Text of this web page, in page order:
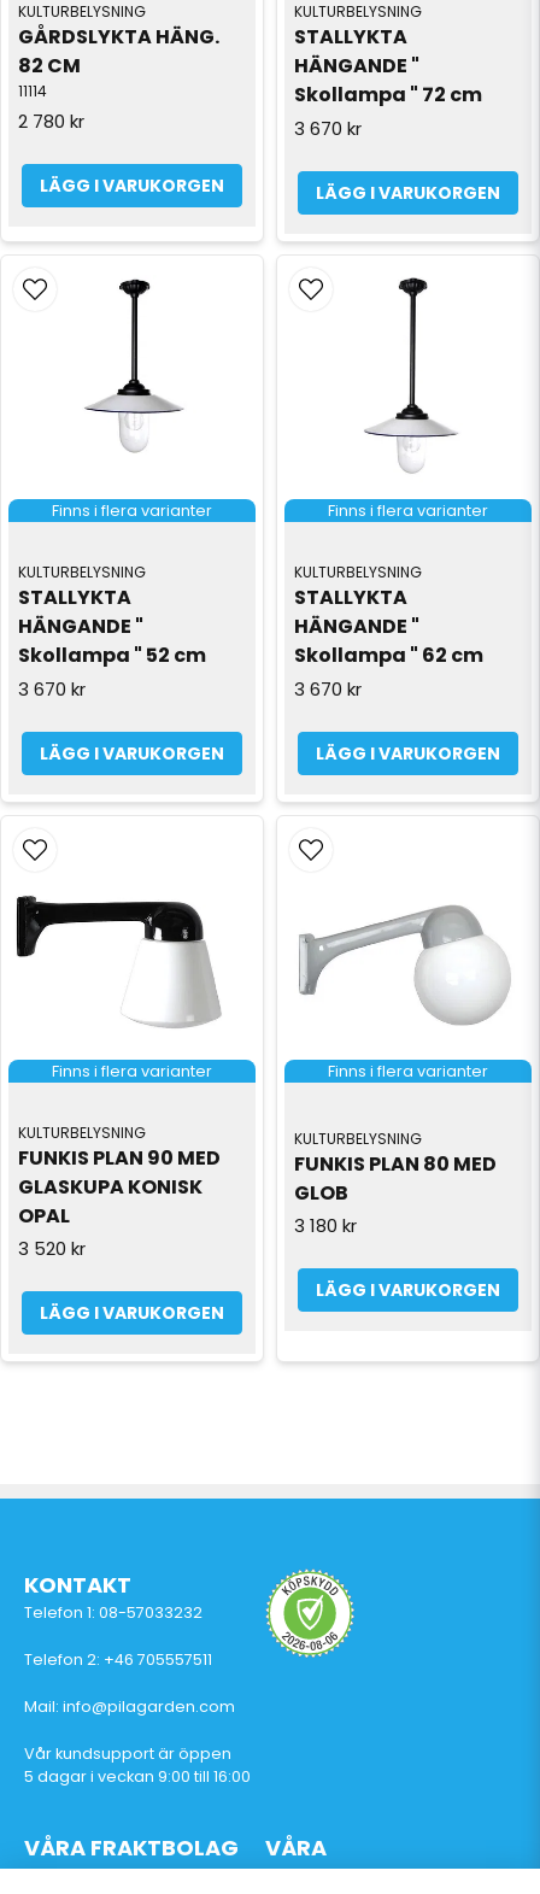
KULTURBELYSNING
GÅRDSLYKTA HÄNG.
82 CM
11114
2 780 kr
LÄGG I VARUKORGEN
KULTURBELYSNING
STALLYKTA
HÄNGANDE "
Skollampa " 72 cm
3 670 kr
LÄGG I VARUKORGEN
Finns i flera varianter
KULTURBELYSNING
STALLYKTA
HÄNGANDE "
Skollampa " 52 cm
3 670 kr
LÄGG I VARUKORGEN
Finns i flera varianter
KULTURBELYSNING
STALLYKTA
HÄNGANDE "
Skollampa " 62 cm
3 670 kr
LÄGG I VARUKORGEN
Finns i flera varianter
KULTURBELYSNING
FUNKIS PLAN 90 MED
GLASKUPA KONISK
OPAL
3 520 kr
LÄGG I VARUKORGEN
Finns i flera varianter
KULTURBELYSNING
FUNKIS PLAN 80 MED
GLOB
3 180 kr
LÄGG I VARUKORGEN
KONTAKT
Telefon 1: 08-57033232
Telefon 2: +46 705557511
Mail: info@pilagarden.com
Vår kundsupport är öppen
5 dagar i veckan 9:00 till 16:00
VÅRA FRAKTBOLAG
VÅRA